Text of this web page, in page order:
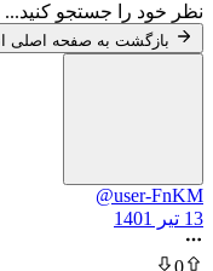
جستجو کنید...
به صفحه اصلی انجمن